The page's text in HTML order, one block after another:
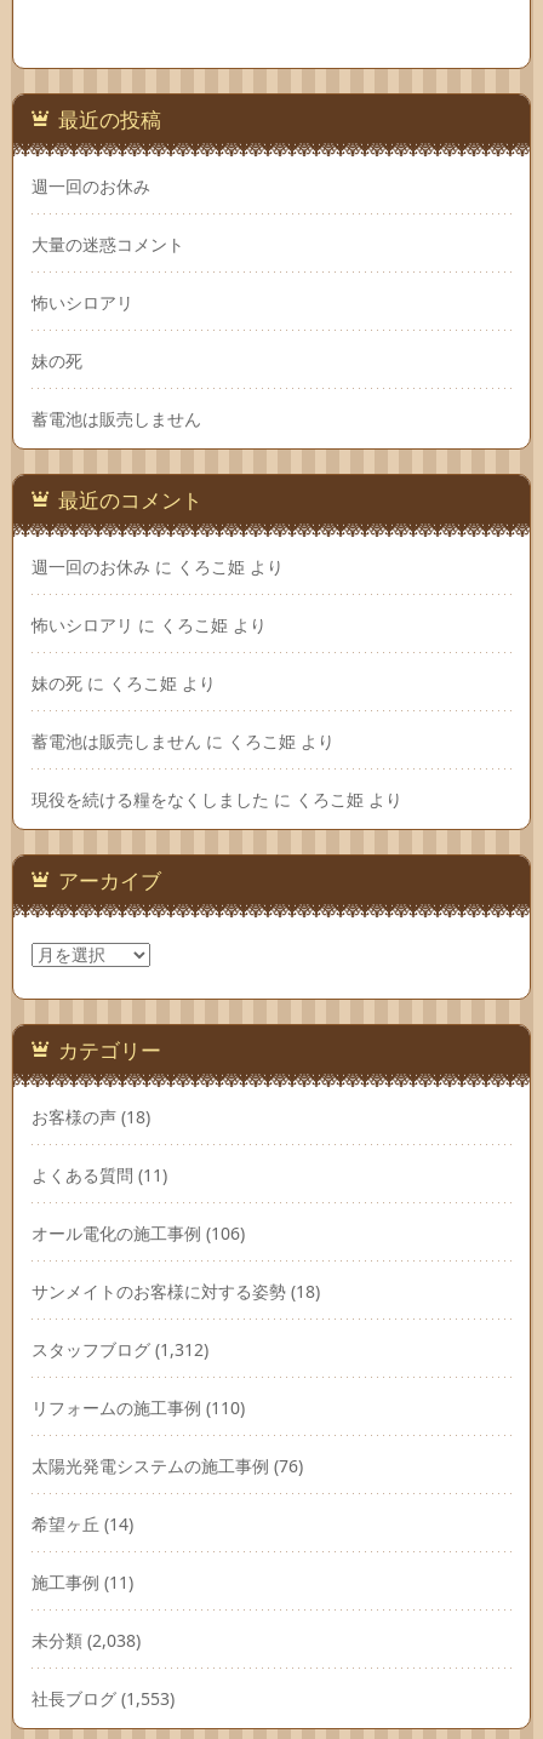
最近の投稿
週一回のお休み
大量の迷惑コメント
怖いシロアリ
妹の死
蓄電池は販売しません
最近のコメント
週一回のお休み に くろこ姫 より
怖いシロアリ に くろこ姫 より
妹の死 に くろこ姫 より
蓄電池は販売しません に くろこ姫 より
現役を続ける糧をなくしました に くろこ姫 より
アーカイブ
ア
ー
カ
イ
ブ カテゴリー
お客様の声 (18)
よくある質問 (11)
オール電化の施工事例 (106)
サンメイトのお客様に対する姿勢 (18)
スタッフブログ (1,312)
リフォームの施工事例 (110)
太陽光発電システムの施工事例 (76)
希望ヶ丘 (14)
施工事例 (11)
未分類 (2,038)
社長ブログ (1,553)